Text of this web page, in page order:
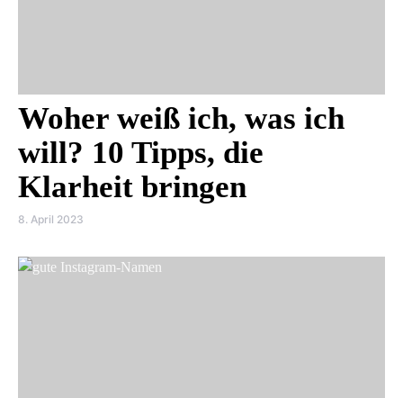
Woher weiß ich, was ich
will? 10 Tipps, die
Klarheit bringen
8. April 2023